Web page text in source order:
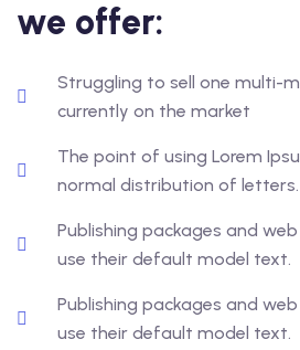
we offer:
Struggling to sell one multi-
currently on the market
The point of using Lorem
normal distribution of letters.
Publishing packages and
use their default model text.
Publishing packages and
use their default model text.